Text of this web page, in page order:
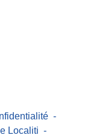
-
Localiti -